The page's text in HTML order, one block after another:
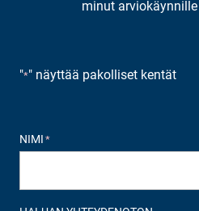
minut
"*" näyttää pakolliset kentät
NIMI *